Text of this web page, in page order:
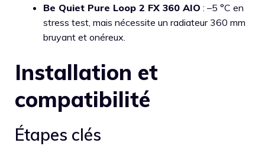
Be Quiet Pure Loop 2 FX 360 AIO : –5 °C en
stress test, mais nécessite un radiateur 360 mm
bruyant et onéreux.
Installation et
compatibilité
Étapes clés